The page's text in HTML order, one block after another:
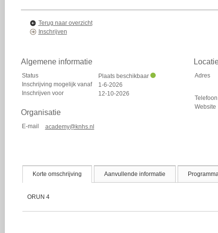
Terug naar overzicht
Inschrijven
Algemene informatie
Status
Plaats beschikbaar
Inschrijving mogelijk vanaf
1-6-2026
Inschrijven voor
12-10-2026
Organisatie
E-mail academy@knhs.nl
Adres
Telefoon
Website
Korte omschrijving Aanvullende informatie
ORUN 4